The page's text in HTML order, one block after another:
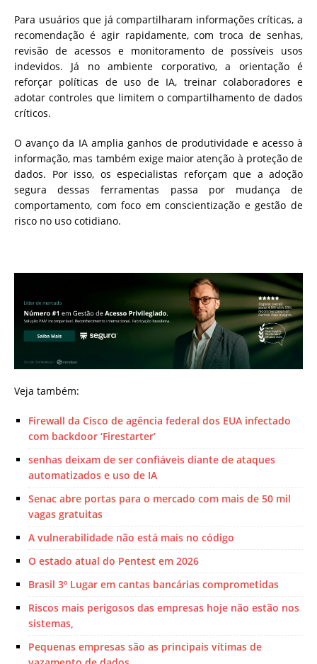
Para usuários que já compartilharam informações críticas, a
recomendação é agir rapidamente, com troca de senhas,
revisão de acessos e monitoramento de possíveis usos
indevidos. Já no ambiente corporativo, a orientação é
reforçar políticas de uso de IA, treinar colaboradores e
adotar controles que limitem o compartilhamento de dados
críticos.
O avanço da IA amplia ganhos de produtividade e acesso à
informação, mas também exige maior atenção à proteção de
dados. Por isso, os especialistas reforçam que a adoção
segura dessas ferramentas passa por mudança de
comportamento, com foco em conscientização e gestão de
risco no uso cotidiano.
Veja também:
Firewall da Cisco de agência federal dos EUA infectado
com backdoor ‘Firestarter’
senhas deixam de ser confiáveis diante de ataques
automatizados e uso de IA
Senac abre portas para o mercado com mais de 50 mil
vagas gratuitas
A vulnerabilidade não está mais no código
O estado atual do Pentest em 2026
Brasil 3º Lugar em cantas bancárias comprometidas
Riscos mais perigosos das empresas hoje não estão nos
sistemas,
Pequenas empresas são as principais vítimas de